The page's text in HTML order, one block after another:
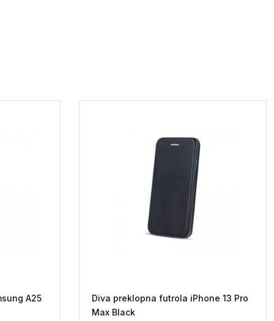
A25
Diva preklopna futrola iPhone 13 Pro
Max Black